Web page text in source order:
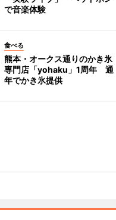
で音楽体験
食べる
熊本・オークス通りのかき氷
専門店「yohaku」1周年 通
年でかき氷提供